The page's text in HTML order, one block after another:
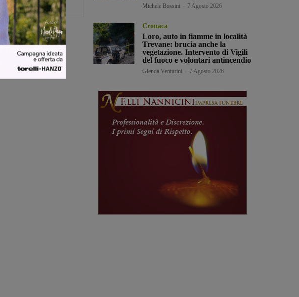
Michele Bossini 7 Agosto 2026
Cronaca
Loro, auto in fiamme in località
Trevane: brucia anche la
vegetazione. Intervento di Vigili
del fuoco e volontari antincendio
Glenda Venturini 7 Agosto 2026